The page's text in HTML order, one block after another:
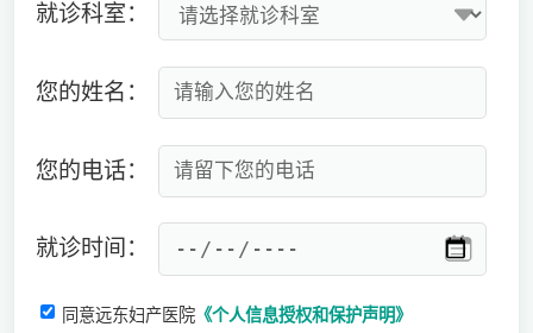
就诊科室：
您的姓名：
您的电话：
就诊时间：
同意远东妇产医院《个人信息授权和保护声明》